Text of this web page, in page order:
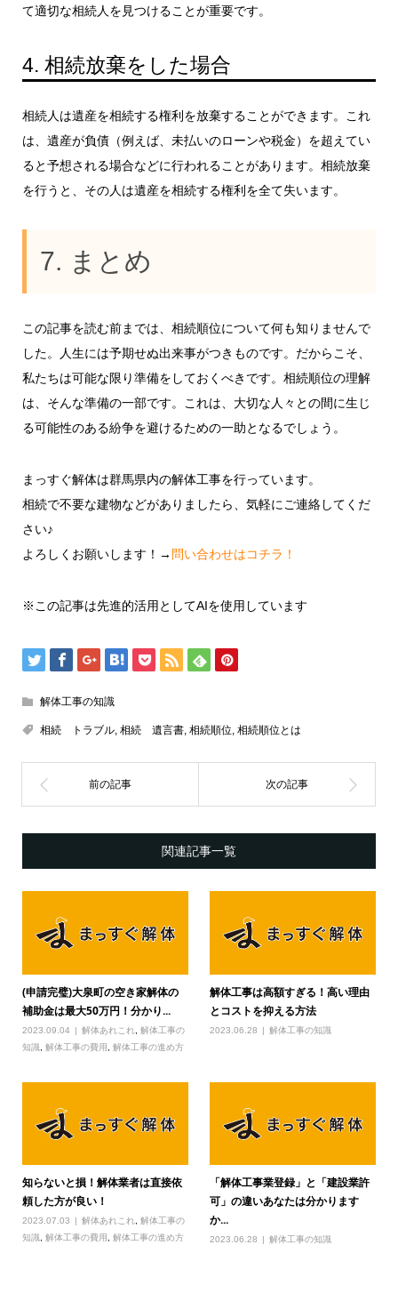
て適切な相続人を見つけることが重要です。
4. 相続放棄をした場合
相続人は遺産を相続する権利を放棄することができます。これ
は、遺産が負債（例えば、未払いのローンや税金）を超えてい
ると予想される場合などに行われることがあります。相続放棄
を行うと、その人は遺産を相続する権利を全て失います。
7. まとめ
この記事を読む前までは、相続順位について何も知りませんで
した。人生には予期せぬ出来事がつきものです。だからこそ、
私たちは可能な限り準備をしておくべきです。相続順位の理解
は、そんな準備の一部です。これは、大切な人々との間に生じ
る可能性のある紛争を避けるための一助となるでしょう。
まっすぐ解体は群馬県内の解体工事を行っています。
相続で不要な建物などがありましたら、気軽にご連絡してくだ
さい♪
よろしくお願いします！→ 問い合わせはコチラ！
※この記事は先進的活用としてAIを使用しています
解体工事の知識
相続 トラブル, 相続 遺言書, 相続順位, 相続順位とは
関連記事一覧
(申請完璧)大泉町の空き家解体の
補助金は最大50万円！分かり...
2023.09.04 解体あれこれ
解体工事の
知識
解体工事の費用 解体工事の進め方
解体工事は高額すぎる！高い理由
とコストを抑える方法
2023.06.28 解体工事の知識
知らないと損！解体業者は直接依
頼した方が良い！
2023.07.03 解体あれこれ
解体工事の
知識
解体工事の費用 解体工事の進め方
「解体工事業登録」と「建設業許
可」の違いあなたは分かります
か...
2023.06.28 解体工事の知識